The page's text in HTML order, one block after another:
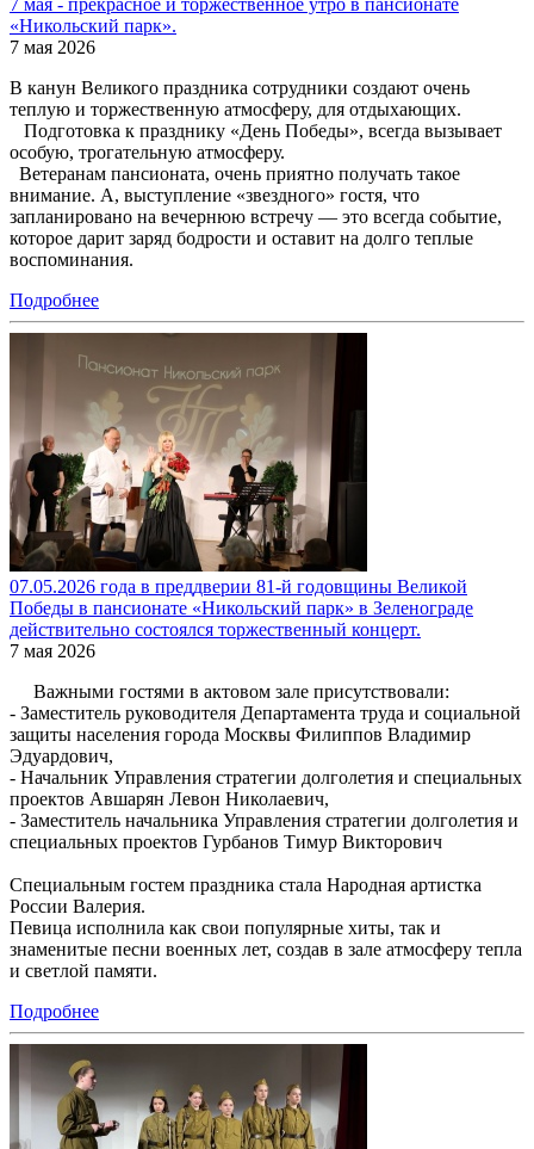
7 мая - прекрасное и торжественное утро в пансионате
«Никольский парк».
7 мая 2026
В канун Великого праздника сотрудники создают очень
теплую и торжественную атмосферу, для отдыхающих.
Подготовка к празднику «День Победы», всегда вызывает
особую, трогательную атмосферу.
Ветеранам пансионата, очень приятно получать такое
внимание. А, выступление «звездного» гостя, что
запланировано на вечернюю встречу — это всегда событие,
которое дарит заряд бодрости и оставит на долго теплые
воспоминания.
Подробнее
07.05.2026 года в преддверии 81-й годовщины Великой
Победы в пансионате «Никольский парк» в Зеленограде
действительно состоялся торжественный концерт.
7 мая 2026
Важными гостями в актовом зале присутствовали:
- Заместитель руководителя Департамента труда и социальной
защиты населения города Москвы Филиппов Владимир
Эдуардович,
- Начальник Управления стратегии долголетия и специальных
проектов Авшарян Левон Николаевич,
- Заместитель начальника Управления стратегии долголетия и
специальных проектов Гурбанов Тимур Викторович
Специальным гостем праздника стала Народная артистка
России Валерия.
Певица исполнила как свои популярные хиты, так и
знаменитые песни военных лет, создав в зале атмосферу тепла
и светлой памяти.
Подробнее